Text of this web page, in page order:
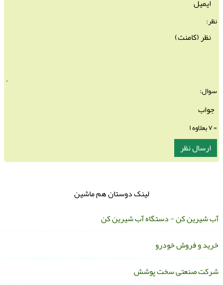
نظر:
سوال:
لینک دوستان هم ماشین
شیرین کن - دستگاه آب شیرین کن
و فروش خودرو
صنعتی سخت پوشش